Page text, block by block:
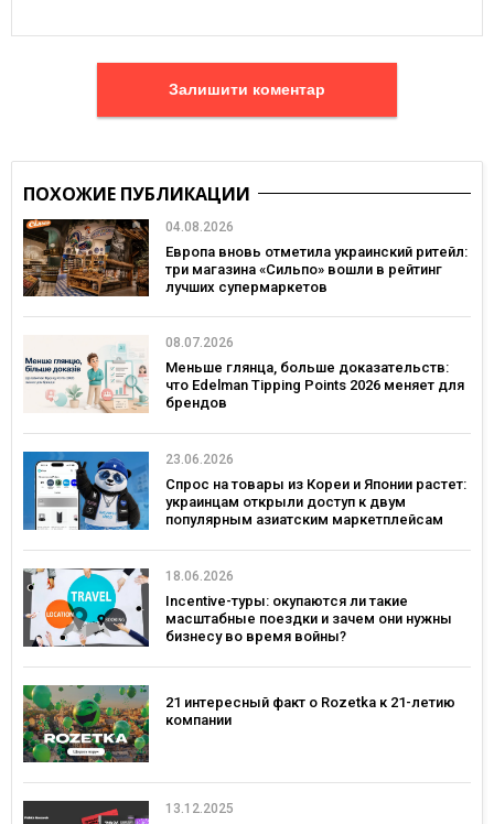
Залишити коментар
ПОХОЖИЕ ПУБЛИКАЦИИ
04.08.2026
Европа вновь отметила украинский ритейл:
три магазина «Сильпо» вошли в рейтинг
лучших супермаркетов
08.07.2026
Меньше глянца, больше доказательств:
что Edelman Tipping Points 2026 меняет для
брендов
23.06.2026
Спрос на товары из Кореи и Японии растет:
украинцам открыли доступ к двум
популярным азиатским маркетплейсам
18.06.2026
Incentive-туры: окупаются ли такие
масштабные поездки и зачем они нужны
бизнесу во время войны?
21 интересный факт о Rozetka к 21-летию
компании
13.12.2025